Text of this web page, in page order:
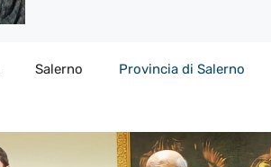
Salerno Provincia di Salerno